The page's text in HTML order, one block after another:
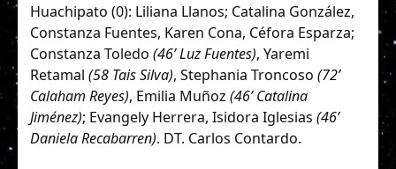
Huachipato (0): Liliana Llanos; Catalina González,
Constanza Fuentes, Karen Cona, Céfora Esparza;
Constanza Toledo (46’ Luz Fuentes), Yaremi
Retamal (58 Tais Silva), Stephania Troncoso (72’
Calaham Reyes), Emilia Muñoz (46’ Catalina
Jiménez); Evangely Herrera, Isidora Iglesias (46’
Daniela Recabarren). DT. Carlos Contardo.